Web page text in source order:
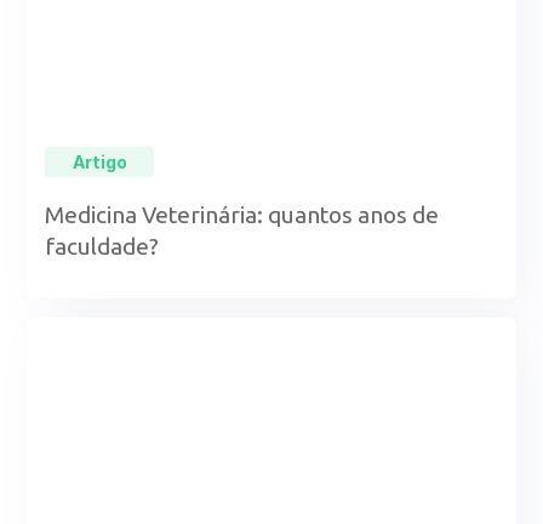
Artigo
Medicina Veterinária: quantos anos de
faculdade?